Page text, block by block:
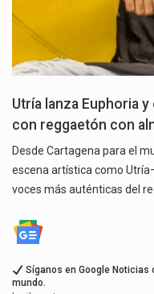
Utría lanza Euphoria
con reggaetón con
Desde Cartagena para el
escena artística como
voces más auténticas del
Síganos en Google Noticias
mundo.